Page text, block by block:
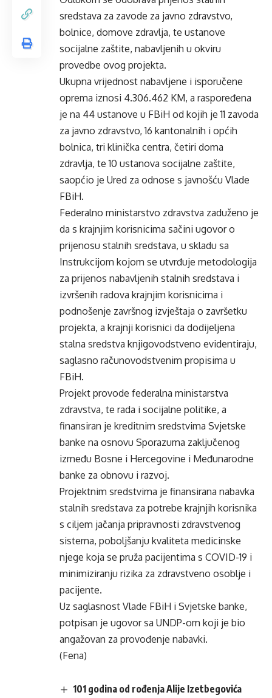
sredstava za zavode za javno zdravstvo,
bolnice, domove zdravlja, te ustanove
socijalne zaštite, nabavljenih u okviru
provedbe ovog projekta.
Ukupna vrijednost nabavljene i isporučene
oprema iznosi 4.306.462 KM, a raspoređena
je na 44 ustanove u FBiH od kojih je 11 zavoda
za javno zdravstvo, 16 kantonalnih i općih
bolnica, tri klinička centra, četiri doma
zdravlja, te 10 ustanova socijalne zaštite,
saopćio je Ured za odnose s javnošću Vlade
FBiH.
Federalno ministarstvo zdravstva zaduženo je
da s krajnjim korisnicima sačini ugovor o
prijenosu stalnih sredstava, u skladu sa
Instrukcijom kojom se utvrđuje metodologija
za prijenos nabavljenih stalnih sredstava i
izvršenih radova krajnjim korisnicima i
podnošenje završnog izvještaja o završetku
projekta, a krajnji korisnici da dodijeljena
stalna sredstva knjigovodstveno evidentiraju,
saglasno računovodstvenim propisima u
FBiH.
Projekt provode federalna ministarstva
zdravstva, te rada i socijalne politike, a
finansiran je kreditnim sredstvima Svjetske
banke na osnovu Sporazuma zaključenog
između Bosne i Hercegovine i Međunarodne
banke za obnovu i razvoj.
Projektnim sredstvima je finansirana nabavka
stalnih sredstava za potrebe krajnjih korisnika
s ciljem jačanja pripravnosti zdravstvenog
sistema, poboljšanju kvaliteta medicinske
njege koja se pruža pacijentima s COVID-19 i
minimiziranju rizika za zdravstveno osoblje i
pacijente.
Uz saglasnost Vlade FBiH i Svjetske banke,
potpisan je ugovor sa UNDP-om koji je bio
angažovan za provođenje nabavki.
(Fena)
101 godina od rođenja Alije Izetbegovića